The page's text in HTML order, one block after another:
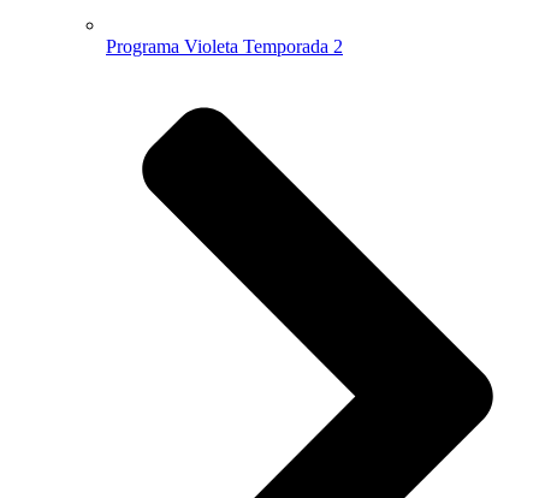
Programa Violeta Temporada 2